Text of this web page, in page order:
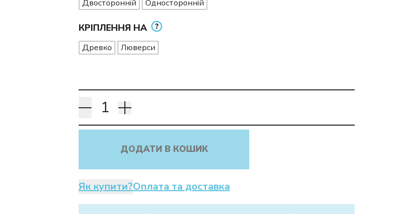
Двосторонній Односторонній
КРІПЛЕННЯ НА
Древко Люверси
ДОДАТИ В КОШИК
Як купити?Оплата та доставка